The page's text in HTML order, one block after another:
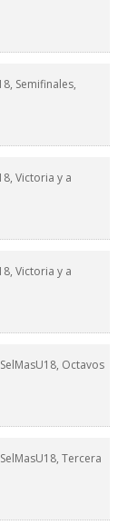
Semifinales,
Victoria y a
Victoria y a
Octavos
Tercera